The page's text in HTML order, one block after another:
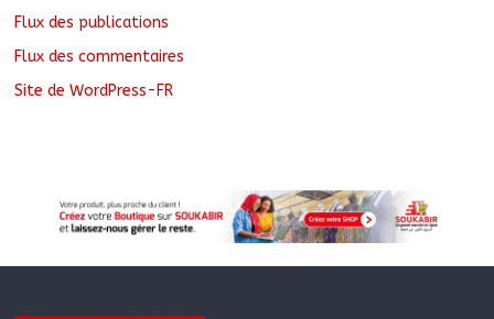
Flux des publications
Flux des commentaires
Site de WordPress-FR